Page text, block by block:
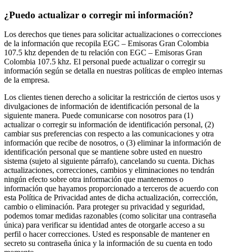
¿Puedo actualizar o corregir mi información?
Los derechos que tienes para solicitar actualizaciones o correcciones
de la información que recopila EGC – Emisoras Gran Colombia
107.5 khz dependen de tu relación con EGC – Emisoras Gran
Colombia 107.5 khz. El personal puede actualizar o corregir su
información según se detalla en nuestras políticas de empleo internas
de la empresa.
Los clientes tienen derecho a solicitar la restricción de ciertos usos y
divulgaciones de información de identificación personal de la
siguiente manera. Puede comunicarse con nosotros para (1)
actualizar o corregir su información de identificación personal, (2)
cambiar sus preferencias con respecto a las comunicaciones y otra
información que recibe de nosotros, o (3) eliminar la información de
identificación personal que se mantiene sobre usted en nuestro
sistema (sujeto al siguiente párrafo), cancelando su cuenta. Dichas
actualizaciones, correcciones, cambios y eliminaciones no tendrán
ningún efecto sobre otra información que mantenemos o
información que hayamos proporcionado a terceros de acuerdo con
esta Política de Privacidad antes de dicha actualización, corrección,
cambio o eliminación. Para proteger su privacidad y seguridad,
podemos tomar medidas razonables (como solicitar una contraseña
única) para verificar su identidad antes de otorgarle acceso a su
perfil o hacer correcciones. Usted es responsable de mantener en
secreto su contraseña única y la información de su cuenta en todo